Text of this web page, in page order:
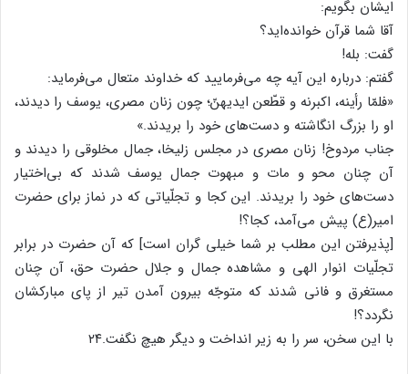
ایشان بگویم:
آقا شما قرآن خوانده‌اید؟
گفت: بله!
گفتم: درباره این آیه چه می‌فرمایید که خداوند متعال می‌فرماید:
«فلمّا رأینه، اکبرنه و قطّعن ایدیهنّ؛ چون زنان مصری، یوسف را دیدند،
او را بزرگ انگاشته و دست‌های خود را بریدند.»
جناب مردوخ! زنان مصری در مجلس زلیخا، جمال مخلوقی را دیدند و
آن چنان محو و مات و مبهوت جمال یوسف شدند که بی‌اختیار
دست‌های خود را بریدند. این کجا و تجلّیاتی که در نماز برای حضرت
امیر(ع) پیش می‌آمد، کجا؟!
[پذیرفتن این مطلب بر شما خیلی گران است] که آن حضرت در برابر
تجلّیات انوار الهی و مشاهده جمال و جلال حضرت حق، آن چنان
مستغرق و فانی شدند که متوجّه بیرون آمدن تیر از پای مبارکشان
نگردد؟!
با این سخن، سر را به زیر انداخت و دیگر هیچ نگفت.۲۴